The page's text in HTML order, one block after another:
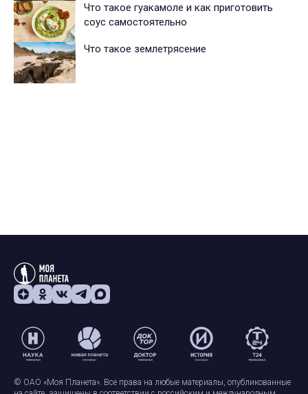
Что такое гуакамоле и как приготовить
соус самостоятельно
Что такое землетрясение
© ОАО «Моя Планета». Все права на любые материалы, опубликованные